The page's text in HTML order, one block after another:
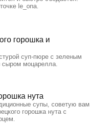
le_ona.
горошка и
суп-пюре с зеленым
моцарелла.
нута
супы, советую вам
горошка нута с